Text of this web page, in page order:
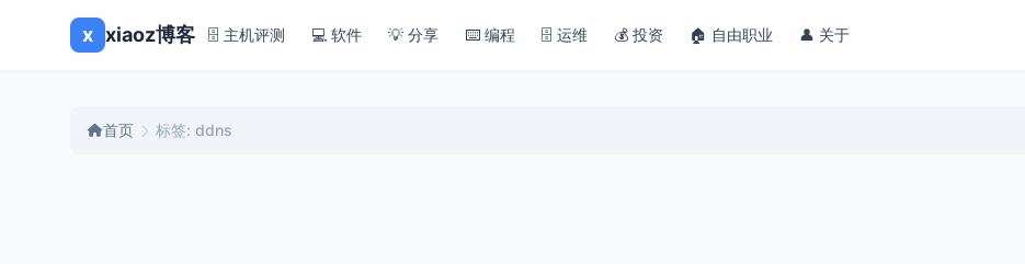
x xiaoz博客 🗄️ 主机评测 💻 软件 💡 分享 ⌨️ 编程 🗄️ 运维 💰 投资 🏠 自由职业 👤 关于
首页 标签: ddns